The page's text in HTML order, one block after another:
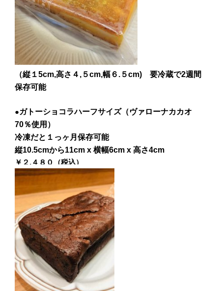
（縦１5cm,高さ４,５cm,幅６.５cm) 要冷蔵で2週間
保存可能
●ガトーショコラハーフサイズ（ヴァローナカカオ
70％使用）
冷凍だと１っヶ月保存可能
縦10.5cmから11cm x 横幅6cm x 高さ4cm
￥２,４８０（税込）